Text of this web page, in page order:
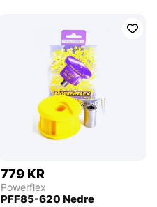
779 KR
Powerflex
PFF85-620 Nedre